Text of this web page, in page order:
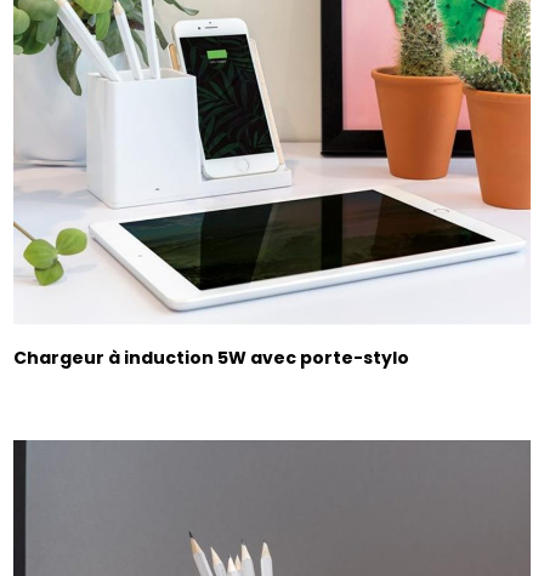
Chargeur à induction 5W avec porte-stylo